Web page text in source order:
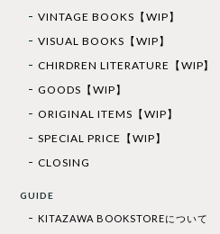
VINTAGE BOOKS【WIP】
VISUAL BOOKS【WIP】
CHIRDREN LITERATURE【WIP】
GOODS【WIP】
ORIGINAL ITEMS【WIP】
SPECIAL PRICE【WIP】
CLOSING
GUIDE
KITAZAWA BOOKSTOREについて